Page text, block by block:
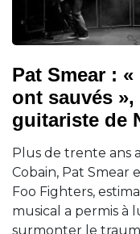
Pat Smear :
ont sauvés
guitariste de
Plus de trente ans
Cobain, Pat Smear
Foo Fighters,
musical a permis à
surmonter le